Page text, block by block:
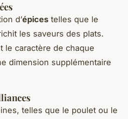
d’épices telles que le
les saveurs des plats.
le caractère de chaque
dimension supplémentaire
telles que le poulet ou le